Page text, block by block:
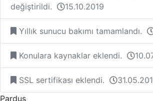
değiştirildi.
15.10.2019
Yıllık sunucu bakımı tamamlandı.
Konulara kaynaklar eklendi.
SSL sertifikası eklendi.
Pardus